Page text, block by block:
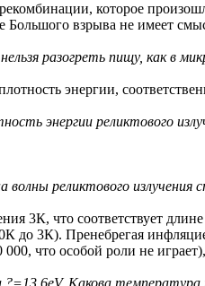
которое
Большого взрыва не имеет
разогреть пищу, как в
энергии,
энергии реликтового
реликтового
3К, что соответствует
до 3К). Пренебрегая
что особой роли не